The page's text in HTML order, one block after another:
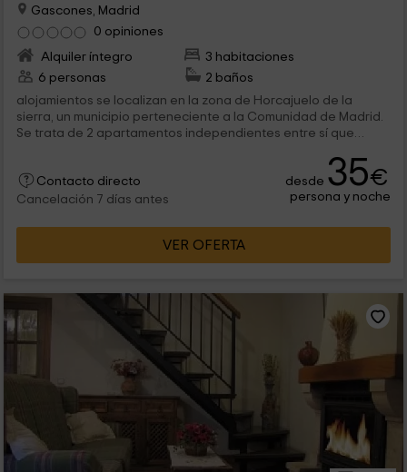
Gascones, Madrid
0 opiniones
Alquiler íntegro
3 habitaciones
6 personas
2 baños
alojamientos se localizan en la zona de Horcajuelo de la
sierra, un municipio perteneciente a la Comunidad de Madrid.
Se trata de 2 apartamentos independientes entre sí que
Contacto directo
Cancelación 7 días antes
desde 35€
persona y noche
VER OFERTA